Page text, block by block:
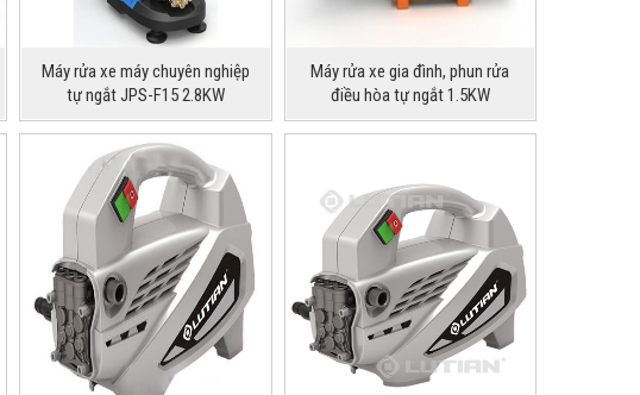
Máy rửa xe máy chuyên nghiệp
tự ngắt JPS-F15 2.8KW
Máy rửa xe gia đình, phun rửa
điều hòa tự ngắt 1.5KW